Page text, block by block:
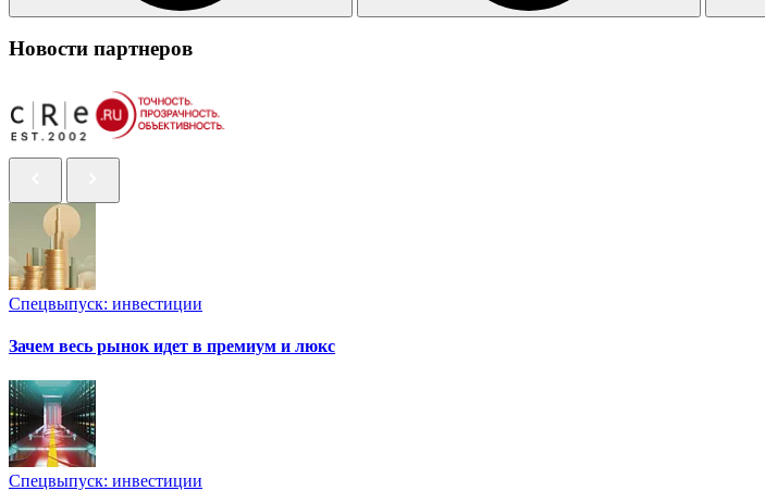
Новости партнеров
Спецвыпуск: инвестиции
Зачем весь рынок идет в премиум и люкс
Спецвыпуск: инвестиции